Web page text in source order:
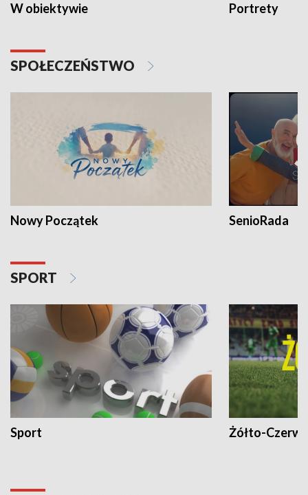
W obiektywie Portrety
SPOŁECZEŃSTWO
Nowy Początek SenioRada
SPORT
Sport Żółto-